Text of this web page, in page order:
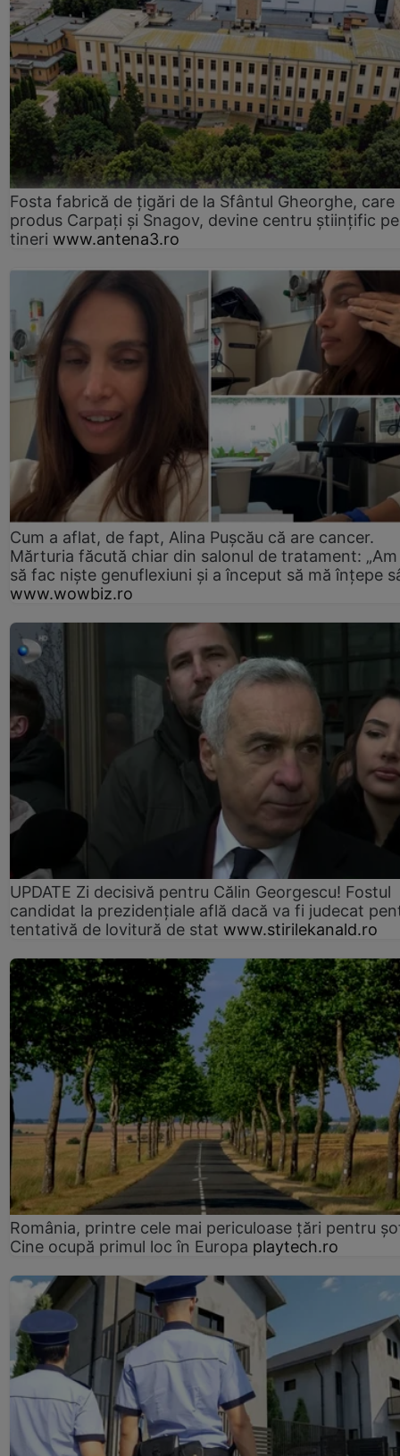
Fosta fabrică de țigări de la Sfântul Gheorghe, care
produs Carpați și Snagov, devine centru științific
tineri www.antena3.ro
Cum a aflat, de fapt, Alina Pușcău că are cancer.
Mărturia făcută chiar din salonul de tratament:
să fac niște genuflexiuni și a început să mă înțepe
www.wowbiz.ro
UPDATE Zi decisivă pentru Călin Georgescu! Fostul
candidat la prezidențiale află dacă va fi judecat
tentativă de lovitură de stat www.stirilekanald.ro
România, printre cele mai periculoase țări pentru
Cine ocupă primul loc în Europa playtech.ro